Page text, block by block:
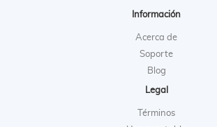
Información
Acerca de
Soporte
Blog
Legal
Términos